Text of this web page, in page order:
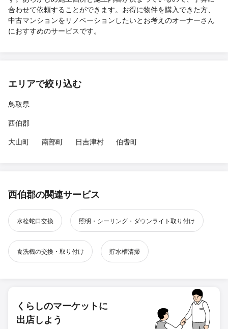
合わせて依頼することができます。お得に物件を購入できた方、
中古マンションをリノベーションしたいとお考えのオーナーさん
におすすめのサービスです。
エリアで絞り込む
鳥取県
西伯郡
大山町
南部町 日吉津村 伯耆町
西伯郡の関連サービス
水栓蛇口交換 照明・シーリング・ダウンライト取り付け
食洗機の交換・取り付け 貯水槽清掃
くらしのマーケットに
出店しよう